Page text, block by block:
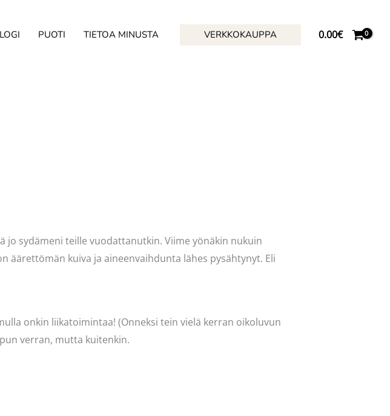
PUOTI TIETOA MINUSTA VERKKOKAUPPA 0.00€
jo sydämeni teille vuodattanutkin. Viime yönäkin nukuin
äärettömän kuiva ja aineenvaihdunta lähes pysähtynyt. Eli
onkin liikatoimintaa! (Onneksi tein vielä kerran oikoluvun
verran, mutta kuitenkin.